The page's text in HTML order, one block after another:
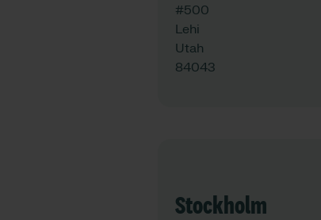
#500
Lehi
Utah
84043
Stockholm